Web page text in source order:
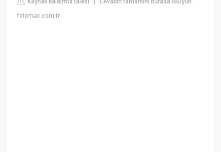
Kaynak kaldırma talebi |Cevabın tamamını burada okuyun:
fotomac.com.tr